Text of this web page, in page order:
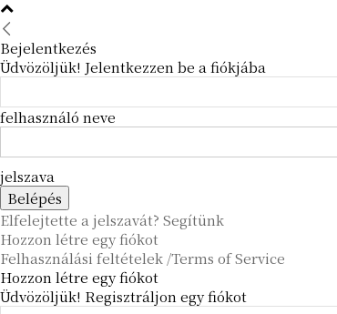
Bejelentkezés
Üdvözöljük! Jelentkezzen be a fiókjába
felhasználó neve
jelszava
Elfelejtette a jelszavát? Segítünk
Hozzon létre egy fiókot
Felhasználási feltételek /Terms of Service
Hozzon létre egy fiókot
Üdvözöljük! Regisztráljon egy fiókot